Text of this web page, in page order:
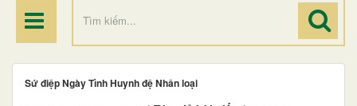
Sứ điệp Ngày Tình Huynh đệ Nhân loại